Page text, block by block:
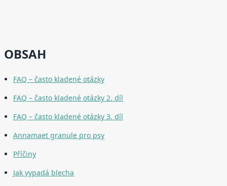
OBSAH
FAQ – často kladené otázky
FAQ – často kladené otázky 2. díl
FAQ – často kladené otázky 3. díl
Annamaet granule pro psy
Příčiny
Jak vypadá blecha